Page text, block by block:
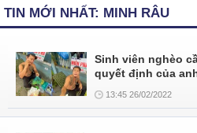
TIN MỚI NHẤT: MINH RÂU
Sinh viên nghèo
quyết định của
13:45 26/02/2022